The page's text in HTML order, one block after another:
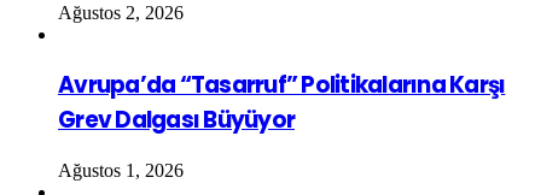
Ağustos 2, 2026
Avrupa’da “Tasarruf” Politikalarına Karşı
Grev Dalgası Büyüyor
Ağustos 1, 2026